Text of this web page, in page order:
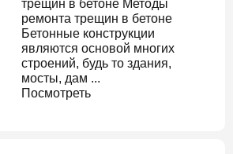
трещин в бетоне Методы
ремонта трещин в бетоне
Бетонные конструкции
являются основой многих
строений, будь то здания,
мосты, дам ...
Посмотреть